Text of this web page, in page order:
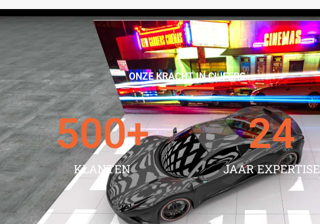
ONZE KRACHT IN CIJFERS
KLANTEN
500+
JAAR EXPERTISE
24